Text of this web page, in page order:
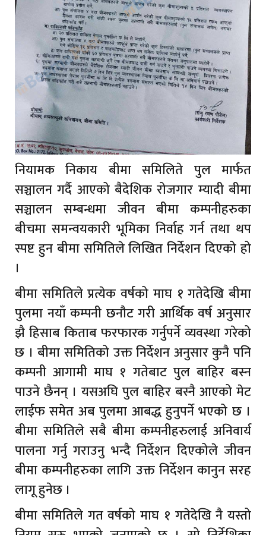
नियामक निकाय बीमा समिलिते पुल मार्फत
सञ्चालन गर्दै आएको बैदेशिक रोजगार म्यादी बीमा
सञ्चालन सम्बन्धमा जीवन बीमा कम्पनीहरुका
बीचमा समन्वयकारी भूमिका निर्वाह गर्न तथा थप
स्पष्ट हुन बीमा समितिले लिखित निर्देशन दिएको हो
।
बीमा समितिले प्रत्येक वर्षको माघ १ गतेदेखि बीमा
पुलमा नयाँ कम्पनी छनौट गरी आर्थिक वर्ष अनुसार
झै हिसाब किताब फरफारक गर्नुपर्ने व्यवस्था गरेको
छ । बीमा समितिको उक्त निर्देशन अनुसार कुनै पनि
कम्पनी आगामी माघ १ गतेबाट पुल बाहिर बस्न
पाउने छैनन् । यसअघि पुल बाहिर बस्नै आएको मेट
लाईफ समेत अब पुलमा आबद्ध हुनुपर्ने भएको छ ।
बीमा समितिले सबै बीमा कम्पनीहरुलाई अनिवार्य
पालना गर्नु गराउनु भन्दै निर्देशन दिएकोले जीवन
बीमा कम्पनीहरुका लागि उक्त निर्देशन कानुन सरह
लागू हुनेछ ।
बीमा समितिले गत वर्षको माघ १ गतेदेखि नै यस्तो